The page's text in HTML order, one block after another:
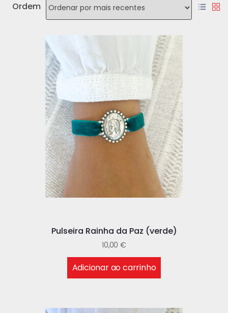
Ordem
Pulseira Rainha da Paz (verde)
10,00 €
Adicionar ao carrinho